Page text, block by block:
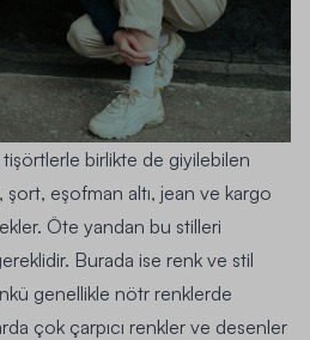
birlikte de giyilebilen
eşofman altı, jean ve kargo
Öte yandan bu stilleri
Burada ise renk ve stil
genellikle nötr renklerde
çok çarpıcı renkler ve desenler